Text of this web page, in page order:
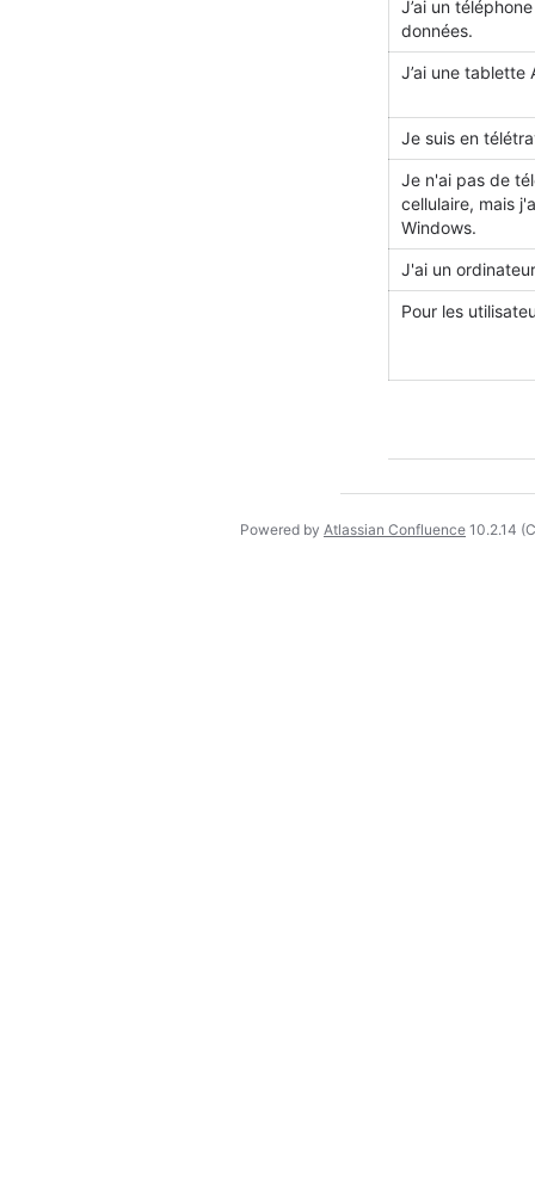
J’ai un
données.
J’ai une tablette
Je suis en
Je n'ai pas de
cellulaire, mais
Windows.
J'ai un
Pour les
Powered by Atlassian Confluence 10.2.14